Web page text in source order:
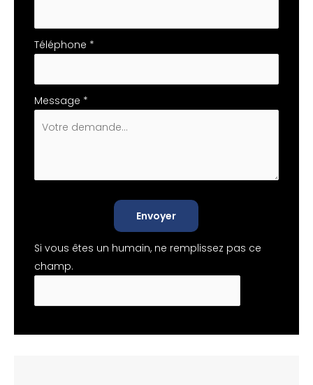
Téléphone *
Message *
Envoyer
Si vous êtes un humain, ne remplissez pas ce
champ.